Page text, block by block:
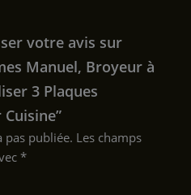
votre avis sur
Manuel, Broyeur à
3 Plaques
pas publiée. Les champs
*